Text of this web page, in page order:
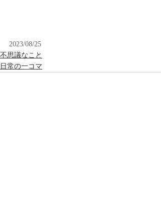
2023/08/25
不思議なこと
日常の一コマ